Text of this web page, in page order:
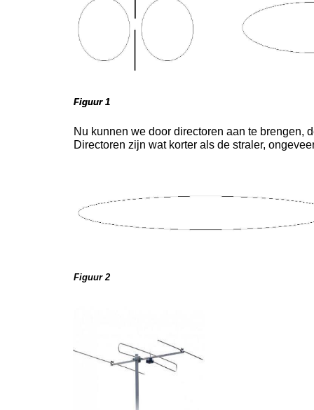
Nu kunnen we door directoren aan te brengen,
Directoren zijn wat korter als de straler,
Figuur 1
Figuur 1
Figuur 2